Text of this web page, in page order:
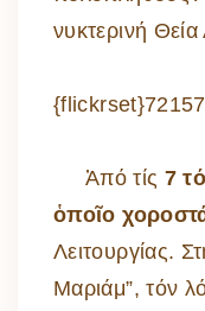
νυκτερινή
Ἀπό τίς 7
ὁποῖο
Λειτουργίας.
Μαριάμ”, τόν